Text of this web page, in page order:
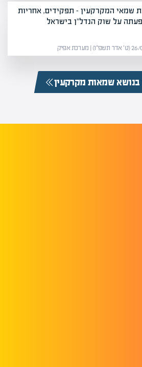
שמאי המקרקעין – תפקידים, אחריות
על שוק הנדל"ן בישראל
| מערכת אפיק
שמאות מקרקעין